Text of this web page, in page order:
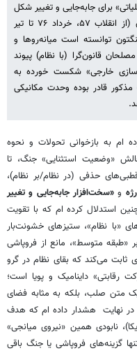
برای جابه‌جایی و تغییر شکل
نخبگان مهیا می کند. در تاریخ معاصر ایران (از انقلاب ۵۷، خرداد ۷۶ تا تیر
توانسته است میانه‌روها و
قانون‌گرا (با نظام) پیوند
خارجی» شکست خورده به
قادر بوده وحدت مکانیکی
ام به بازخوانی تحولات و نحوه
انقلاب ۵۷، ورود به چالش «وضعیت استثنایی» جنگ، تا
دوقطبی‌های حذفی (در نظام/بر نظام)،
و«سخت‌افزار جابه‌جایی و تغییر
استدلال کرده ام که با تقویت
«با نظام»، ستیزهای خشونت‌بار
«طبقه متوسط»، مانع از فروپاشی
ثابت می‌کند که بقای نظام در گرو
رقابتی» داینامیک و پویا است؛
متن صلب، بلکه به مثابه فضای
در نهایت هشدار داده ام که هدف
نابودی همین «نیروی میانجی»
گزینه‌های فروپاشی یا جنگ باقی